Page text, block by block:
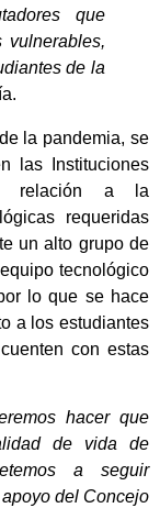
que
de la
la pandemia, se
las Instituciones
relación a la
requeridas
un alto grupo de
tecnológico
lo que se hace
a los estudiantes
con estas
hacer que
de vida de
a seguir
del Concejo